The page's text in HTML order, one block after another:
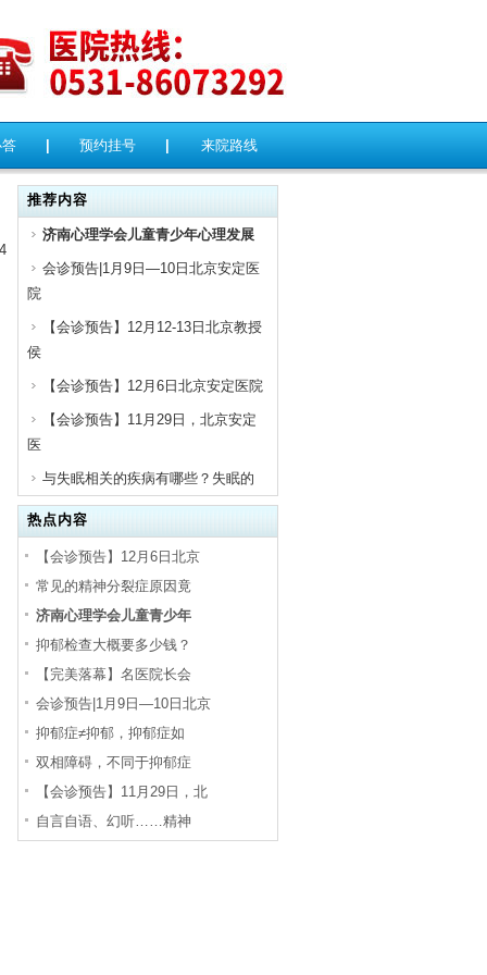
预约挂号 来院路线
推荐内容
济南心理学会儿童青少年心理发展
会诊预告|1月9日—10日北京安定医
院
【会诊预告】12月12-13日北京教授
侯
【会诊预告】12月6日北京安定医院
【会诊预告】11月29日，北京安定
医
与失眠相关的疾病有哪些？失眠的
热点内容
【会诊预告】12月6日北京
常见的精神分裂症原因竟
济南心理学会儿童青少年
抑郁检查大概要多少钱？
【完美落幕】名医院长会
会诊预告|1月9日—10日北京
抑郁症≠抑郁，抑郁症如
双相障碍，不同于抑郁症
【会诊预告】11月29日，北
自言自语、幻听……精神